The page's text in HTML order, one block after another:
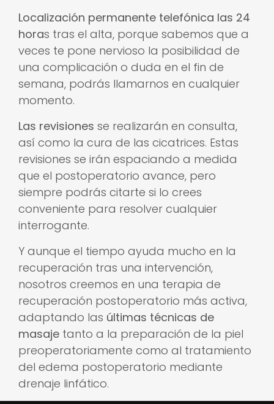
Localización permanente telefónica las 24
horas tras el alta, porque sabemos que a
veces te pone nervioso la posibilidad de
una complicación o duda en el fin de
semana, podrás llamarnos en cualquier
momento.
Las revisiones se realizarán en consulta,
así como la cura de las cicatrices. Estas
revisiones se irán espaciando a medida
que el postoperatorio avance, pero
siempre podrás citarte si lo crees
conveniente para resolver cualquier
interrogante.
Y aunque el tiempo ayuda mucho en la
recuperación tras una intervención,
nosotros creemos en una terapia de
recuperación postoperatorio más activa,
adaptando las últimas técnicas de
masaje tanto a la preparación de la piel
preoperatoriamente como al tratamiento
del edema postoperatorio mediante
drenaje linfático.